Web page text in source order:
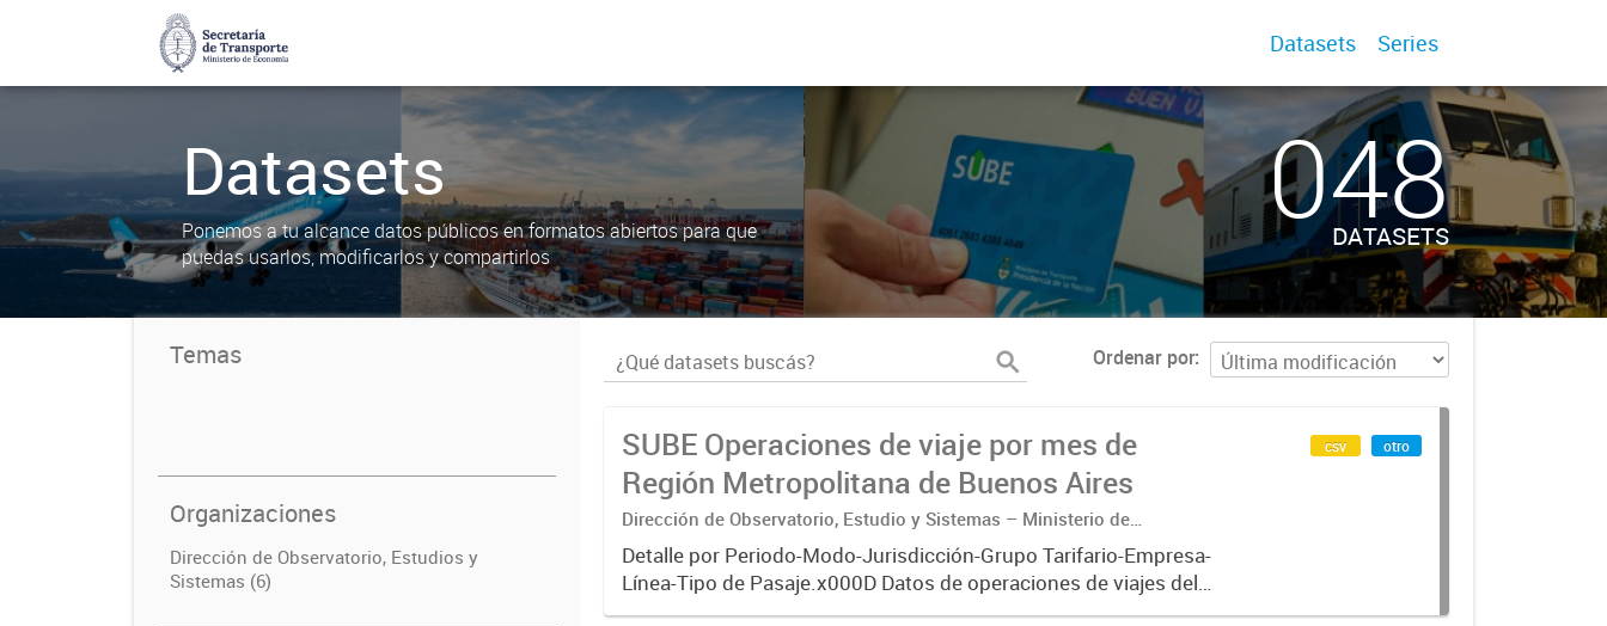
Datasets Series
Datasets
Ponemos a tu alcance datos públicos en formatos abiertos para que
puedas usarlos, modificarlos y compartirlos
048
DATASETS
Temas
Organizaciones
Dirección de Observatorio, Estudios y
Sistemas (6)
Ordenar por
SUBE Operaciones de viaje por mes de
Región Metropolitana de Buenos Aires
Dirección de Observatorio, Estudio y Sistemas – Ministerio de
Transporte
Detalle por Periodo-Modo-Jurisdicción-Grupo Tarifario-Empresa-
Línea-Tipo de Pasaje.x000D Datos de operaciones de viajes del
sistema único de boleto electrónico(SUBE) para el periodo
csv otro